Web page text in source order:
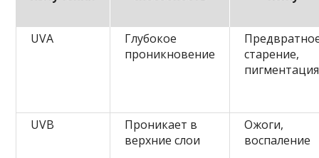
UVA
Глубокое
проникновение
старение,
пигментация
UVB
Проникает в
верхние слои
Ожоги,
воспаление